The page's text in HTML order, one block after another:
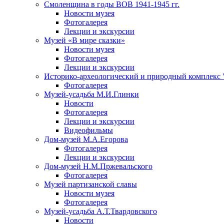
Смоленщина в годы ВОВ 1941-1945 гг.
Новости музея
Фотогалерея
Лекции и экскурсии
Музей «В мире сказки»
Новости музея
Фотогалерея
Лекции и экскурсии
Историко-археологический и природный комплекс
Фотогалерея
Музей-усадьба М.И.Глинки
Новости
Фотогалерея
Лекции и экскурсии
Видеофильмы
Дом-музей М.А.Егорова
Фотогалерея
Лекции и экскурсии
Дом-музей Н.М.Пржевальского
Фотогалерея
Музей партизанской славы
Новости музея
Фотогалерея
Музей-усадьба А.Т.Твардовского
Новости